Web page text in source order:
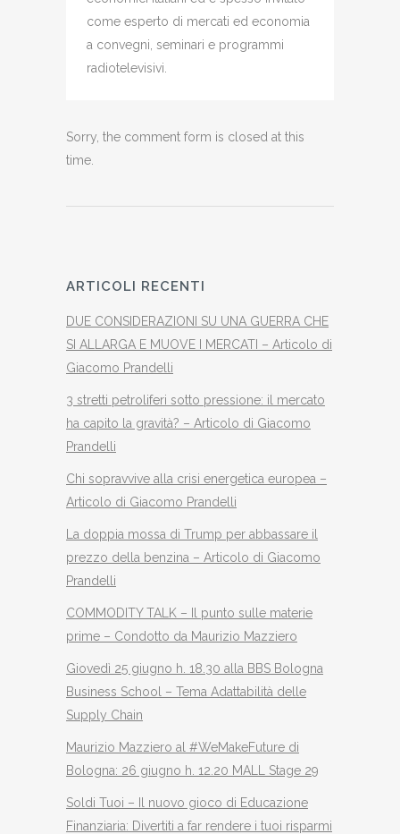
come esperto di mercati ed economia
a convegni, seminari e programmi
radiotelevisivi.
Sorry, the comment form is closed at this
time.
ARTICOLI RECENTI
DUE CONSIDERAZIONI SU UNA GUERRA CHE
SI ALLARGA E MUOVE I MERCATI – Articolo di
Giacomo Prandelli
3 stretti petroliferi sotto pressione: il mercato
ha capito la gravità? – Articolo di Giacomo
Prandelli
Chi sopravvive alla crisi energetica europea –
Articolo di Giacomo Prandelli
La doppia mossa di Trump per abbassare il
prezzo della benzina – Articolo di Giacomo
Prandelli
COMMODITY TALK – Il punto sulle materie
prime – Condotto da Maurizio Mazziero
Giovedì 25 giugno h. 18.30 alla BBS Bologna
Business School – Tema Adattabilità delle
Supply Chain
Maurizio Mazziero al #WeMakeFuture di
Bologna: 26 giugno h. 12.20 MALL Stage 29
Soldi Tuoi – Il nuovo gioco di Educazione
Finanziaria: Divertiti a far rendere i tuoi risparmi